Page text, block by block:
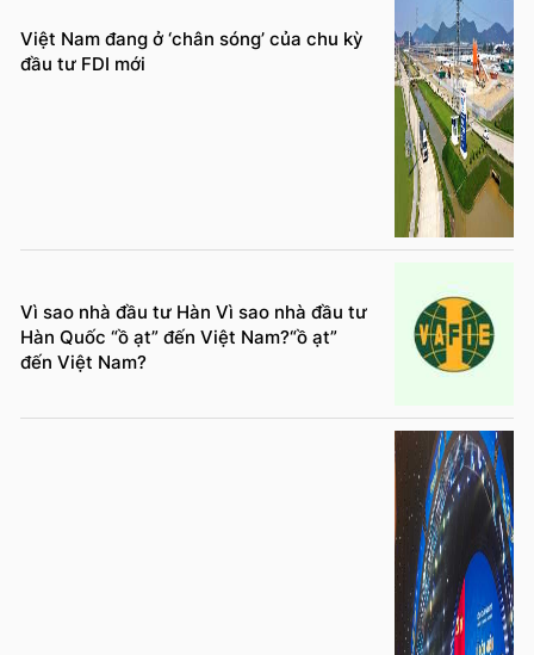
Việt Nam đang ở ‘chân sóng’ của chu kỳ
đầu tư FDI mới
Vì sao nhà đầu tư Hàn Vì sao nhà đầu tư
Hàn Quốc “ồ ạt” đến Việt Nam?“ồ ạt”
đến Việt Nam?